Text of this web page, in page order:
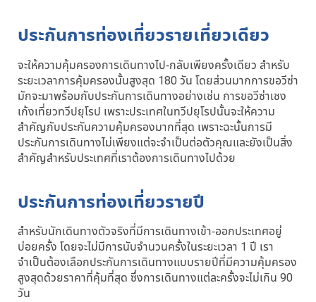
ประกันการท่องเที่ยวรายเที่ยวเดียว
จะให้ความคุ้มครองการเดินทางไป-กลับเพียงครั้งเดียว สำหรับ
ระยะเวลาการคุ้มครองนั้นสูงสุด 180 วัน โดยส่วนมากการขอวีซ่า
มักจะมาพร้อมกับประกันการเดินทางอย่างเช่น การขอวีซ่าเชง
เก้งเที่ยวทวีปยุโรป เพราะประเทศในทวีปยุโรปนั้นจะให้ความ
สำคัญกับประกันความคุ้มครองมากที่สุด เพราะฉะนั้นการมี
ประกันการเดินทางไม่เพียงแต่จะจำเป็นต่อตัวคุณและยังเป็นสิ่ง
สำคัญสำหรับประเทศที่เราต้องการเดินทางไปด้วย
ประกันการท่องเที่ยวรายปี
สำหรับนักเดินทางตัวจริงที่มีการเดินทางเข้า-ออกประเทศอยู่
บ่อยครั้ง โดยจะไม่มีการนับจำนวนครั้งในระยะเวลา 1 ปี เรา
จำเป็นต้องเลือกประกันการเดินทางแบบรายปีที่มีความคุ้มครอง
สูงสุดด้วยราคาที่คุ้มที่สุด ซึ่งการเดินทางแต่ละครั้งจะไม่เกิน 90
วัน